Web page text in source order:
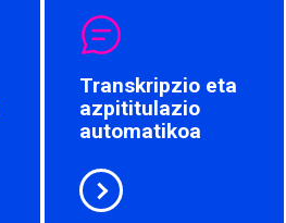
Transkripzio eta
azpititulazio
automatikoa